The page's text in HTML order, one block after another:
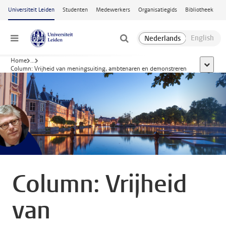
Ga naar hoofdinhoud
Universiteit Leiden Studenten Medewerkers Organisatiegids Bibliotheek
Menu
Home ...
Column: Vrijheid van meningsuiting, ambtenaren en demonstreren
toon
Column: Vrijheid
van